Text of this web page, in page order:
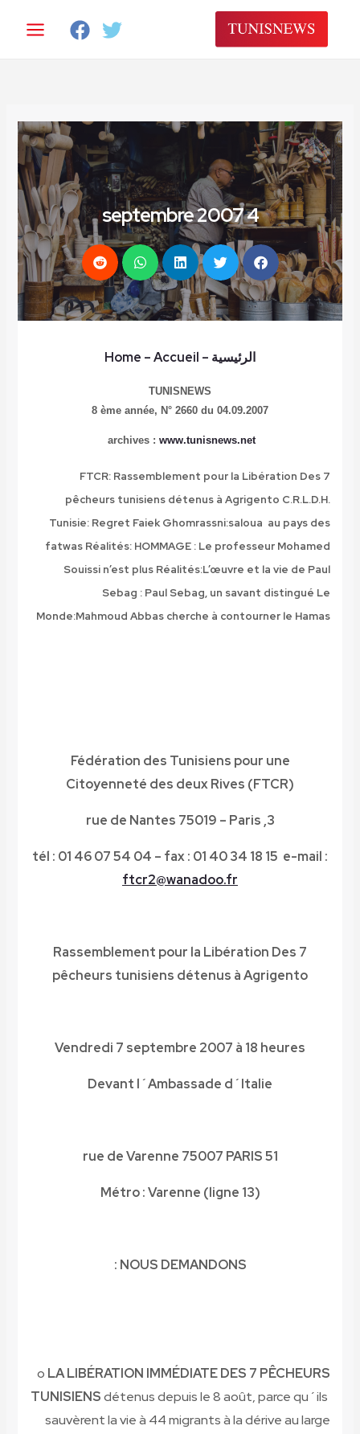
المحتوى
4 septembre 2007
Home – Accueil – الرئيسية
TUNISNEWS
8 ème année, N° 2660 du 04.09.2007
archives : www.tunisnews.net
FTCR: Rassemblement pour la Libération Des 7
pêcheurs tunisiens détenus à Agrigento C.R.L.D.H.
Tunisie: Regret Faiek Ghomrassni:saloua au pays des
fatwas Réalités: HOMMAGE : Le professeur Mohamed
Souissi n’est plus Réalités:L’œuvre et la vie de Paul
Sebag : Paul Sebag, un savant distingué Le
Monde:Mahmoud Abbas cherche à contourner le Hamas
Fédération des Tunisiens pour une
Citoyenneté des deux Rives (FTCR)
3, rue de Nantes 75019 – Paris
tél : 01 46 07 54 04 – fax : 01 40 34 18 15 e-mail :
ftcr2@wanadoo.fr
Rassemblement pour la Libération Des 7
pêcheurs tunisiens détenus à Agrigento
Vendredi 7 septembre 2007 à 18 heures
Devant l´Ambassade d´Italie
51 rue de Varenne 75007 PARIS
Métro : Varenne (ligne 13)
NOUS DEMANDONS :
o LA LIBÉRATION IMMÉDIATE DES 7 PÊCHEURS
TUNISIENSdétenus depuis le 8 août, parce qu´ils
sauvèrent la vie à 44 migrants à la dérive au large